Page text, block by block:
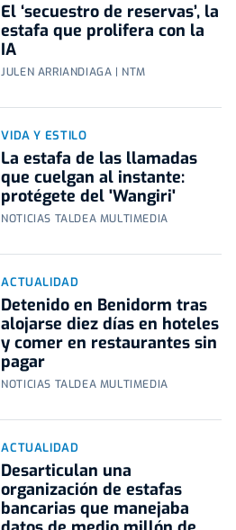
El ‘secuestro de reservas’, la
estafa que prolifera con la
IA
JULEN ARRIANDIAGA | NTM
VIDA Y ESTILO
La estafa de las llamadas
que cuelgan al instante:
protégete del 'Wangiri'
NOTICIAS TALDEA MULTIMEDIA
ACTUALIDAD
Detenido en Benidorm tras
alojarse diez días en hoteles
y comer en restaurantes sin
pagar
NOTICIAS TALDEA MULTIMEDIA
ACTUALIDAD
Desarticulan una
organización de estafas
bancarias que manejaba